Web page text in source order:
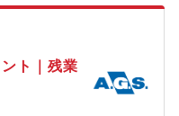
います。M&Aの実務経験
タントを目指せます。②
件は3～4名体制で進行。
複数人のサポート環境が
いける点が特徴です。③ 九
は組織拡大フェーズにあ
ト｜残業